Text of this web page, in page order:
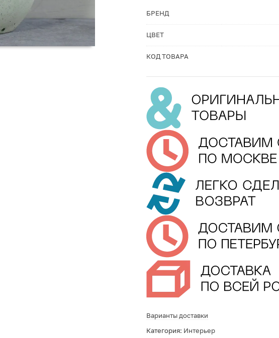
БРЕНД
ЦВЕТ
КОД ТОВАРА
Варианты доставки
Категория: Интерьер